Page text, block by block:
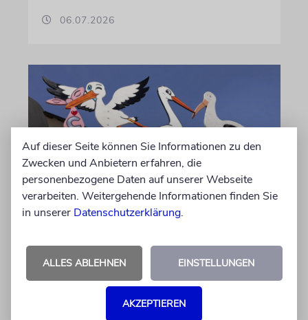
06.07.2026
STATISTIK
Vornamen in Österreich sind
am beliebtesten
Österreichische Eltern wählen gern Klassiker.
Auf dieser Seite können Sie Informationen zu den
Zwecken und Anbietern erfahren, die
personenbezogene Daten auf unserer Webseite
verarbeiten. Weitergehende Informationen finden Sie
in unserer Datenschutzerklärung.
ALLES ABLEHNEN EINSTELLUNGEN
AKZEPTIEREN